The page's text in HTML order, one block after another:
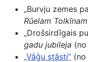
„Burvju zemes
Rūelam
„Drošsirdīgais
gadu jubileja
„Vāģu stāsti” (no